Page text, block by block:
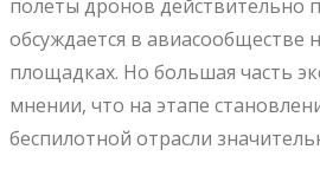
полеты дронов действительно
обсуждается в авиасообществе
площадках. Но большая часть
мнении, что на этапе
беспилотной отрасли